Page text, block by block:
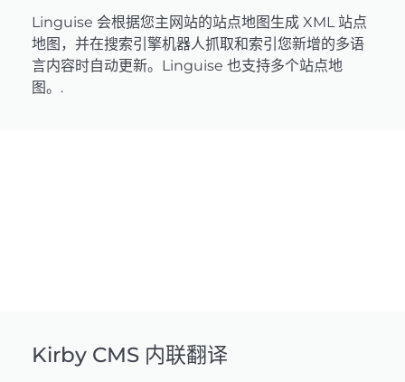
Linguise 会根据您主网站的站点地图生成 XML 站点
地图，并在搜索引擎机器人抓取和索引您新增的多语
言内容时自动更新。Linguise 也支持多个站点地
图。.
Kirby CMS 内联翻译